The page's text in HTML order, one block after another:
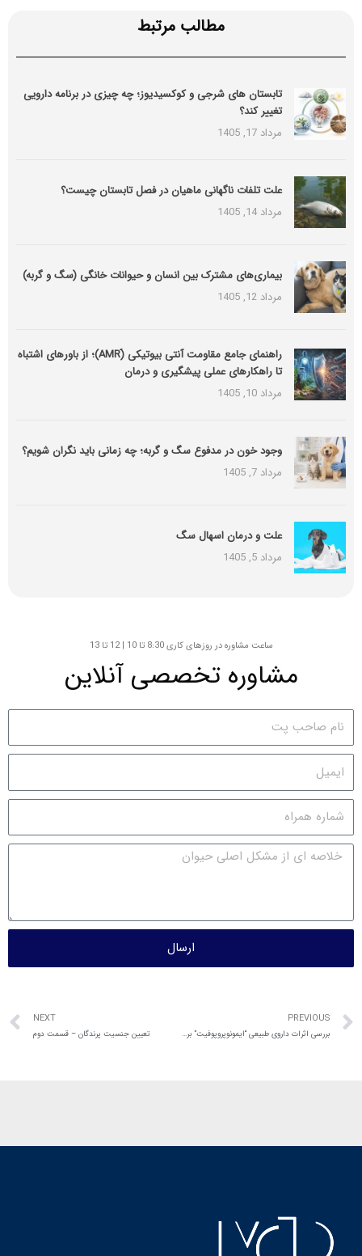
مطالب مرتبط
تابستان های شرجی و کوکسیدیوز؛ چه چیزی در برنامه دارویی
تغییر کند؟
مرداد 17, 1405
علت تلفات ناگهانی ماهیان در فصل تابستان چیست؟
مرداد 14, 1405
بیماری‌های مشترک بین انسان و حیوانات خانگی (سگ و گربه)
مرداد 12, 1405
راهنمای جامع مقاومت آنتی بیوتیکی (َAMR)؛ از باورهای اشتباه
تا راهکارهای عملی پیشگیری و درمان
مرداد 10, 1405
وجود خون در مدفوع سگ و گربه؛ چه زمانی باید نگران شویم؟
مرداد 7, 1405
علت و درمان اسهال سگ
مرداد 5, 1405
ساعت مشاوره در روزهای کاری 8:30 تا 10 | 12 تا 13
مشاوره تخصصی آنلاین
ارسال
PREVIOUS
بررسی اثرات داروی طبیعی “ایمونوپروپوفیت” بر ایمنی طیور
NEXT
تعیین جنسیت پرندگان – قسمت دوم